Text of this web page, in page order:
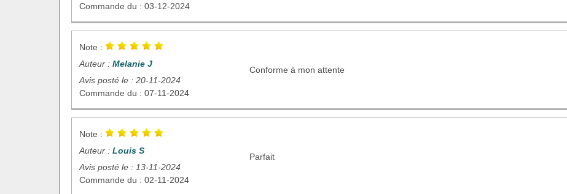
Commande du : 03-12-2024
Note :
Auteur : Melanie J
Avis posté le : 20-11-2024
Commande du : 07-11-2024
Conforme à mon attente
Note :
Auteur : Louis S
Avis posté le : 13-11-2024
Commande du : 02-11-2024
Parfait